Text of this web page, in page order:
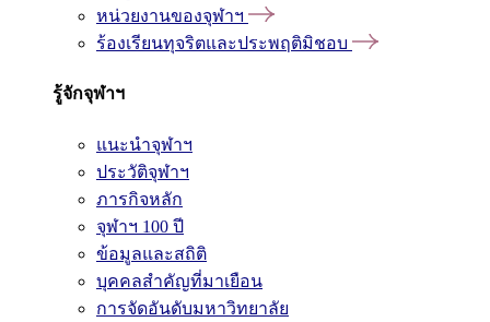
หน่วยงานของจุฬาฯ
ร้องเรียนทุจริตและประพฤติมิชอบ
รู้จักจุฬาฯ
แนะนำจุฬาฯ
ประวัติจุฬาฯ
ภารกิจหลัก
จุฬาฯ 100 ปี
ข้อมูลและสถิติ
บุคคลสำคัญที่มาเยือน
การจัดอันดับมหาวิทยาลัย